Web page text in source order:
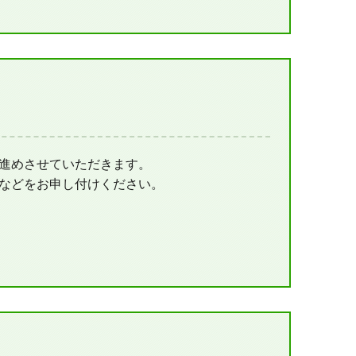
させていただきます。
をお申し付けください。